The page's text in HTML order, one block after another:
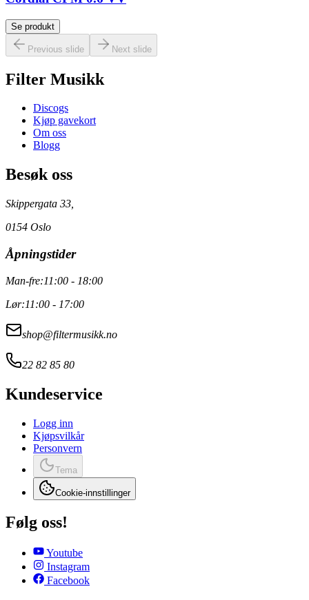
Se produkt
Previous slide Next slide
Filter Musikk
Discogs
Kjøp gavekort
Om oss
Blogg
Besøk oss
Skippergata 33,
0154 Oslo
Åpningstider
Man-fre:11:00 - 18:00
Lør:11:00 - 17:00
shop@filtermusikk.no
22 82 85 80
Kundeservice
Logg inn
Kjøpsvilkår
Personvern
Tema
Cookie-innstillinger
Følg oss!
Youtube
Instagram
Facebook